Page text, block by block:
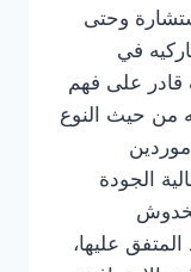
وحتى
في
قادر على فهم
من حيث النوع
الجودة
عليها،